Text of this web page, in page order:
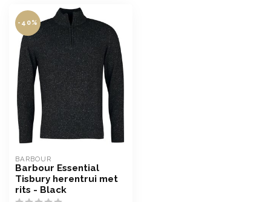
-40%
BARBOUR
Barbour Essential
Tisbury herentrui met
rits - Black